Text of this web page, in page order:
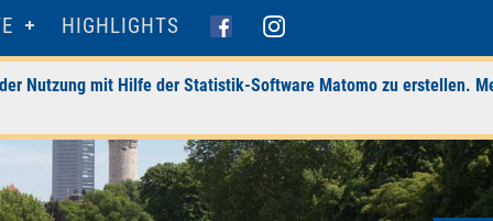
HIGHLIGHTS
Nutzung mit Hilfe der Statistik-Software Matomo zu erstellen.